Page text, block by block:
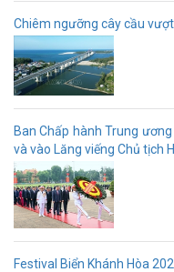
Chiêm ngưỡng cây cầu
Ban Chấp hành Trung
và vào Lăng viếng Chủ tịch
Festival Biển Khánh Hòa